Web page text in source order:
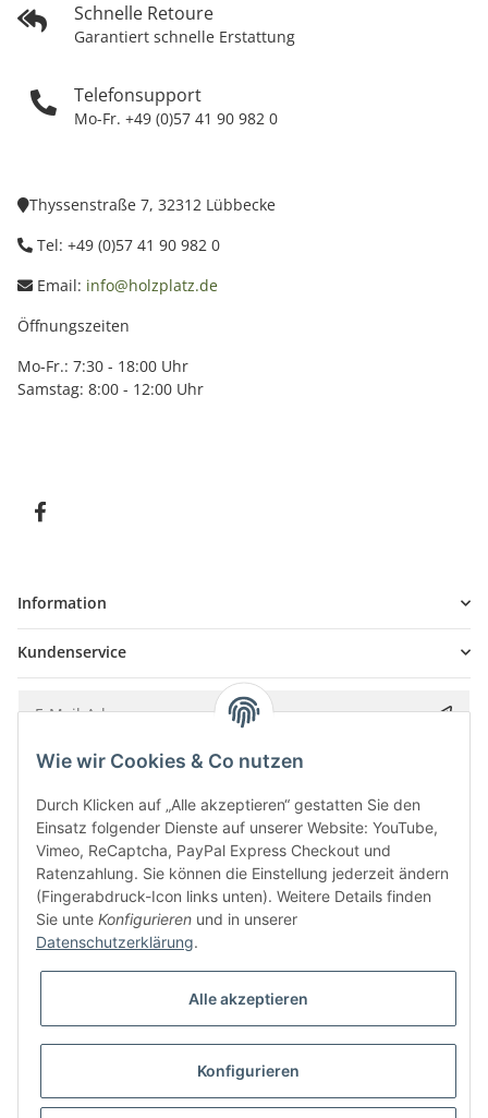
Schnelle Retoure
Garantiert schnelle Erstattung
Telefonsupport
Mo-Fr. +49 (0)57 41 90 982 0
Thyssenstraße 7, 32312 Lübbecke
Tel: +49 (0)57 41 90 982 0
Email: info@holzplatz.de
Öffnungszeiten
Mo-Fr.: 7:30 - 18:00 Uhr
Samstag: 8:00 - 12:00 Uhr
Information
Kundenservice
Bitte senden Sie mir entsprechend IhrerDatenschutzerklärung
* Alle Preise inkl. gesetzlicher USt., zzgl.
Besucherzähler: 5842366
UmsetzungVlarom E-Commerce Agentur| Powered byJTL-Shop|
Wie wir Cookies & Co nutzen
Durch Klicken auf „Alle akzeptieren“ gestatten Sie den
Einsatz folgender Dienste auf unserer Website: YouTube,
Vimeo, ReCaptcha, PayPal Express Checkout und
Ratenzahlung. Sie können die Einstellung jederzeit ändern
(Fingerabdruck-Icon links unten). Weitere Details finden
Sie unte Konfigurieren und in unserer
Datenschutzerklärung.
Alle akzeptieren
Konfigurieren